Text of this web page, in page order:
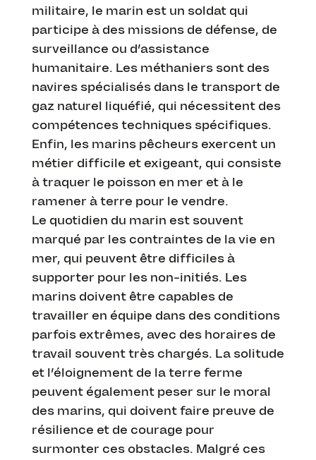
militaire, le marin est un soldat qui
participe à des missions de défense, de
surveillance ou d’assistance
humanitaire. Les méthaniers sont des
navires spécialisés dans le transport de
gaz naturel liquéfié, qui nécessitent des
compétences techniques spécifiques.
Enfin, les marins pêcheurs exercent un
métier difficile et exigeant, qui consiste
à traquer le poisson en mer et à le
ramener à terre pour le vendre.
Le quotidien du marin est souvent
marqué par les contraintes de la vie en
mer, qui peuvent être difficiles à
supporter pour les non-initiés. Les
marins doivent être capables de
travailler en équipe dans des conditions
parfois extrêmes, avec des horaires de
travail souvent très chargés. La solitude
et l’éloignement de la terre ferme
peuvent également peser sur le moral
des marins, qui doivent faire preuve de
résilience et de courage pour
surmonter ces obstacles. Malgré ces